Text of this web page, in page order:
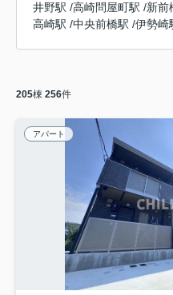
井野駅 /高崎問屋町駅 /新前
高崎駅 /中央前橋駅 /伊勢崎
205棟 256件
アパート